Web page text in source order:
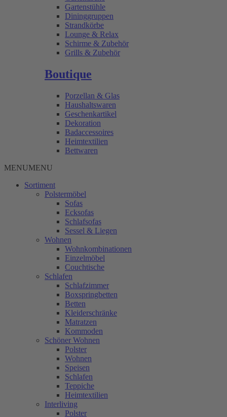
Gartenstühle
Dininggruppen
Strandkörbe
Lounge & Relax
Schirme & Zubehör
Grills & Zubehör
Boutique
Porzellan & Glas
Haushaltswaren
Geschenkartikel
Dekoration
Badaccessoires
Heimtextilien
Bettwaren
MENUMENU
Sortiment
Polstermöbel
Sofas
Ecksofas
Schlafsofas
Sessel & Liegen
Wohnen
Wohnkombinationen
Einzelmöbel
Couchtische
Schlafen
Schlafzimmer
Boxspringbetten
Betten
Kleiderschränke
Matratzen
Kommoden
Schöner Wohnen
Polster
Wohnen
Speisen
Schlafen
Teppiche
Heimtextilien
Interliving
Polster